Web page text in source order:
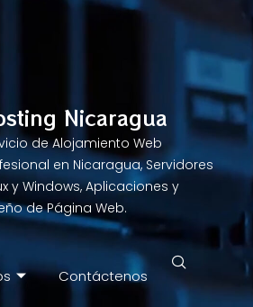
Nicaragua
de Alojamiento Web
en Nicaragua, Servidores
y Windows, Aplicaciones y
de Página Web.
Contáctenos